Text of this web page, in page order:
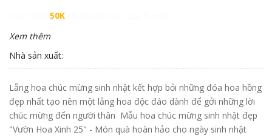
50K
Xem thêm
Nhà sản xuất:
Lẵng hoa chúc mừng sinh nhật kết hợp bỏi những đóa hoa hồng
đẹp nhất tạo nên một lẵng hoa độc đáo dành để gởi những lời
chúc mừng đến người thân Mẫu hoa chúc mừng sinh nhật đẹp
"Vườn Hoa Xinh 25" - Món quà hoàn hảo cho ngày sinh nhật